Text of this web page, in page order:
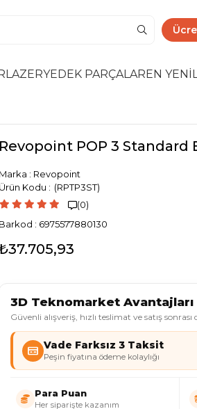
LAZERYEDEK PARÇALAREN
Revopoint POP 3 Standard
Marka : Revopoint
(RPTP3ST)
(0)
Barkod : 6975577880130
3D Teknomarket Avantajları
Güvenli alışveriş, hızlı teslimat ve satış sonrası
Vade Farksız 3 Taksit
Peşin fiyatına ödeme kolaylığı
Para Puan
Her siparişte kazanım